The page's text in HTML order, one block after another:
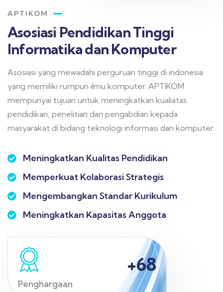
APTIKOM
Asosiasi Pendidikan Tinggi
Informatika dan Komputer
Asosiasi yang mewadahi perguruan tinggi di indonesia
yang memiliki rumpun ilmu komputer. APTIKOM
mempunyai tujuan untuk meningkatkan kualiatas
pendidikan, penelitian dan pengabdian kepada
masyarakat di bidang teknologi informasi dan komputer.
Meningkatkan Kualitas Pendidikan
Memperkuat Kolaborasi Strategis
Mengembangkan Standar Kurikulum
Meningkatkan Kapasitas Anggota
+68
Penghargaan